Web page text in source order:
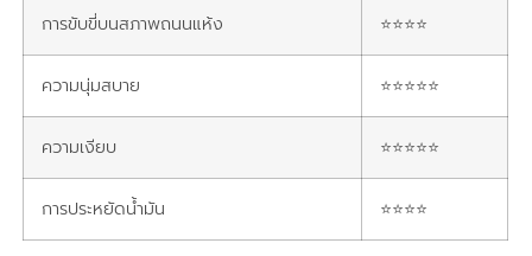
การขับขี่บนสภาพถนนแห้ง ⭐⭐⭐⭐
ความนุ่มสบาย ⭐⭐⭐⭐⭐
ความเงียบ ⭐⭐⭐⭐⭐
การประหยัดน้ำมัน ⭐⭐⭐⭐